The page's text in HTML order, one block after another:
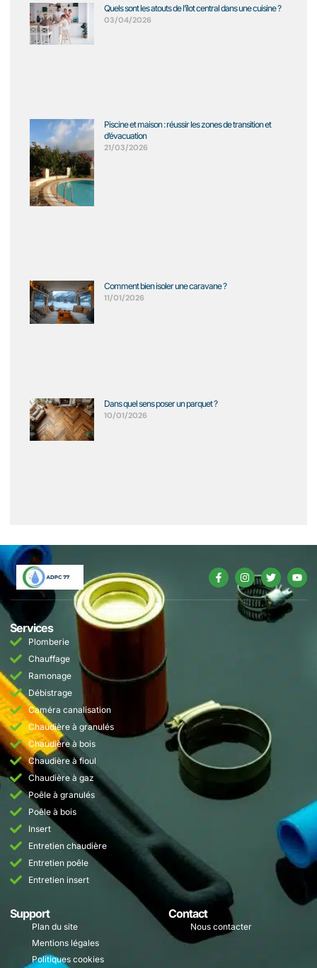
Quels sont les atouts de l’îlot central dans une cuisine ?
03/04/2026
Piscine et maison : réussir les zones de transition et
d’évacuation
21/03/2026
Comment bien isoler une caravane ?
11/01/2026
Dans quel sens poser un parquet ?
10/01/2026
Services
Plomberie
Chauffage
Ramonage
Débistrage
Caméra canalisation
Chaudière à granulés
Chaudière à bois
Chaudière à fioul
Chaudière à gaz
Poêle à granulés
Poêle à bois
Insert
Entretien chaudière
Entretien poêle
Entretien insert
Support
Plan du site
Mentions légales
Politiques cookies
Contact
Nous contacter